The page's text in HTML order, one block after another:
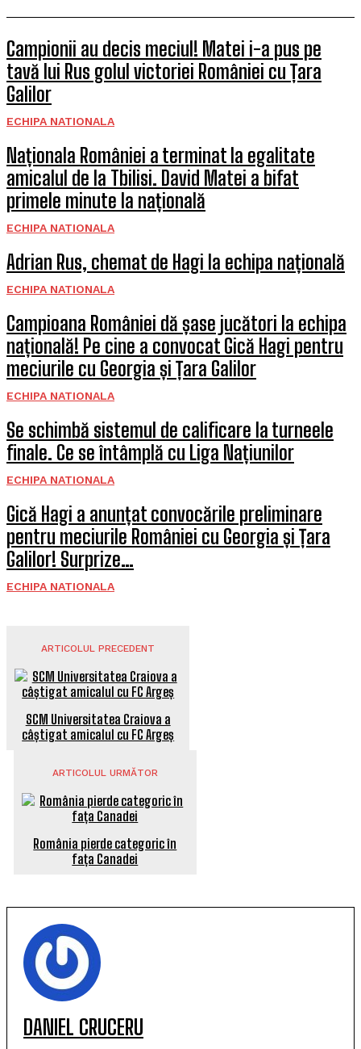
Campionii au decis meciul! Matei i-a pus pe
tavă lui Rus golul victoriei României cu Țara
Galilor
ECHIPA NATIONALA
Naționala României a terminat la egalitate
amicalul de la Tbilisi. David Matei a bifat
primele minute la națională
ECHIPA NATIONALA
Adrian Rus, chemat de Hagi la echipa națională
ECHIPA NATIONALA
Campioana României dă șase jucători la echipa
națională! Pe cine a convocat Gică Hagi pentru
meciurile cu Georgia și Țara Galilor
ECHIPA NATIONALA
Se schimbă sistemul de calificare la turneele
finale. Ce se întâmplă cu Liga Națiunilor
ECHIPA NATIONALA
Gică Hagi a anunțat convocările preliminare
pentru meciurile României cu Georgia și Țara
Galilor! Surprize…
ECHIPA NATIONALA
ARTICOLUL PRECEDENT
SCM Universitatea Craiova a
câștigat amicalul cu FC Argeș
ARTICOLUL URMĂTOR
România pierde categoric în
fața Canadei
DANIEL CRUCERU